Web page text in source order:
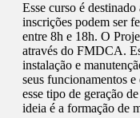
Esse curso é
inscrições podem ser
entre 8h e 18h. O
através do FMDCA.
instalação e
seus funcionamentos
esse tipo de geração
ideia é a formação de